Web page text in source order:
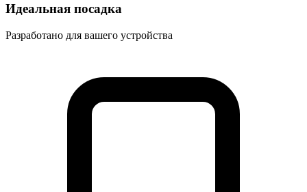
Идеальная посадка
Разработано для вашего устройства